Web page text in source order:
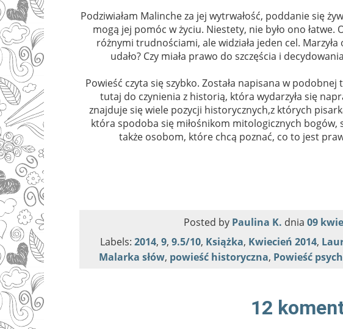
Podziwiałam Malinche za jej wytrwałość, poddanie się
mogą jej pomóc w życiu. Niestety, nie było ono łatwe.
różnymi trudnościami, ale widziała jeden cel.
udało? Czy miała prawo do szczęścia i
Powieść czyta się szybko. Została napisana w
tutaj do czynienia z historią, która wydarzyła się
znajduje się wiele pozycji historycznych,z których
która spodoba się miłośnikom mitologicznych
także osobom, które chcą poznać, co to jest
Posted by Paulina K. dnia 09
Labels: 2014, 9, 9.5/10, Książka, Kwiecień 2014,
Malarka słów, powieść historyczna, Powieść
12